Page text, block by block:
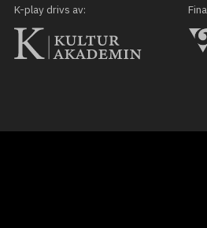
Mina favoriter
K-play drivs av: